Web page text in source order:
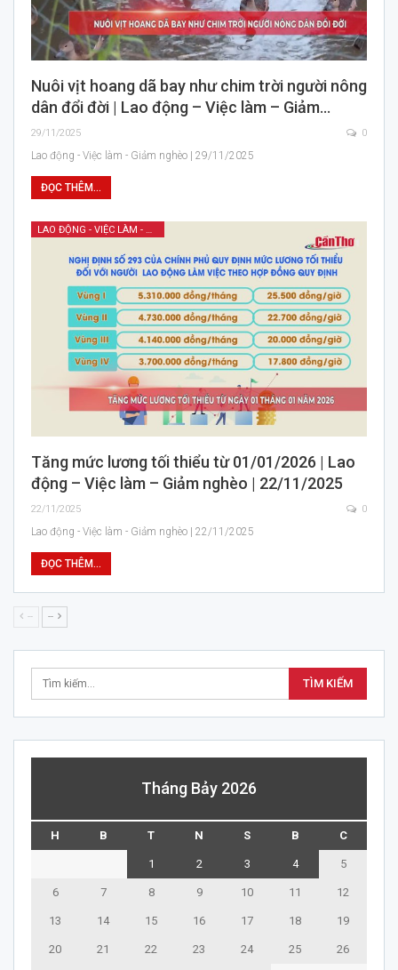
Nuôi vịt hoang dã bay như chim trời người nông
dân đổi đời | Lao động – Việc làm – Giảm…
29/11/2025 0
Lao động - Việc làm - Giảm nghèo | 29/11/2025
ĐỌC THÊM...
LAO ĐỘNG - VIỆC LÀM - GIẢM NGHÈO
Tăng mức lương tối thiểu từ 01/01/2026 | Lao
động – Việc làm – Giảm nghèo | 22/11/2025
22/11/2025 0
Lao động - Việc làm - Giảm nghèo | 22/11/2025
ĐỌC THÊM...
-- --
Tháng Bảy 2026
H B T N S B C
1 2 3 4 5
6 7 8 9 10 11 12
13 14 15 16 17 18 19
20 21 22 23 24 25 26